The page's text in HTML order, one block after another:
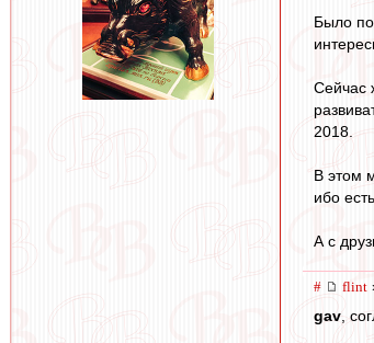
Было
Сейчас
2018.
В этом
ибо
А с
# flint
gav ,